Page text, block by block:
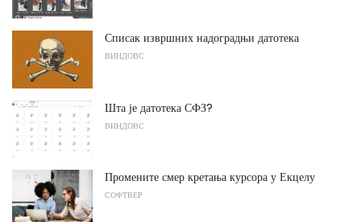
Списак извршних надоградњи датотека
ВИНДОВС
Шта је датотека СФЗ?
ВИНДОВС
Промените смер кретања курсора у Екцелу
СОФТВЕР